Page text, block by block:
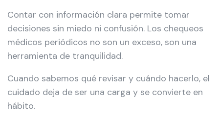
Contar con información clara permite tomar
decisiones sin miedo ni confusión. Los chequeos
médicos periódicos no son un exceso, son una
herramienta de tranquilidad.
Cuando sabemos qué revisar y cuándo hacerlo, el
cuidado deja de ser una carga y se convierte en
hábito.